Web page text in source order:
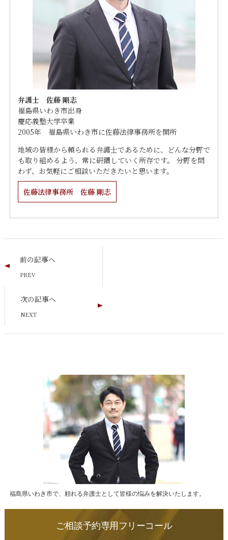
福島県いわき市で、頼れる弁護士として皆様の悩みを解決いたします。
ご相談予約専用フリーコール
弁護士 佐藤 剛志
福島県いわき市出身
慶応義塾大学卒業
2005年 福島県いわき市に佐藤法律事務所を開所
地域の皆様から頼られる弁護士であるために、どんな分野で
も取り組めるよう、常に研鑽していく所存です。 分野を問
わず、お気軽にご相談いただきたいと思います。
佐藤法律事務所 佐藤 剛志
前の記事へ
次の記事へ